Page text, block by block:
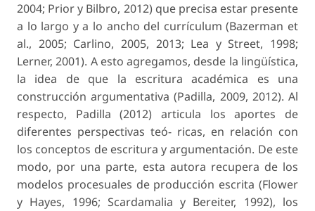
2004; Prior y Bilbro, 2012) que precisa estar presente
a lo largo y a lo ancho del currículum (Bazerman et
al., 2005; Carlino, 2005, 2013; Lea y Street, 1998;
Lerner, 2001). A esto agregamos, desde la lingüística,
la idea de que la escritura académica es una
construcción argumentativa (Padilla, 2009, 2012). Al
respecto, Padilla (2012) articula los aportes de
diferentes perspectivas teó- ricas, en relación con
los conceptos de escritura y argumentación. De este
modo, por una parte, esta autora recupera de los
modelos procesuales de producción escrita (Flower
y Hayes, 1996; Scardamalia y Bereiter, 1992), los